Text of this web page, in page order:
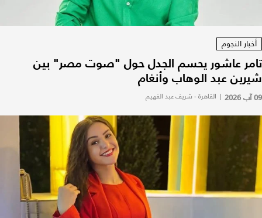
أخبار النجوم
تامر عاشور يحسم الجدل حول "صوت مصر" بين
شيرين عبد الوهاب وأنغام
09 آب 2026 | القاهرة - شريف عبد الفهيم